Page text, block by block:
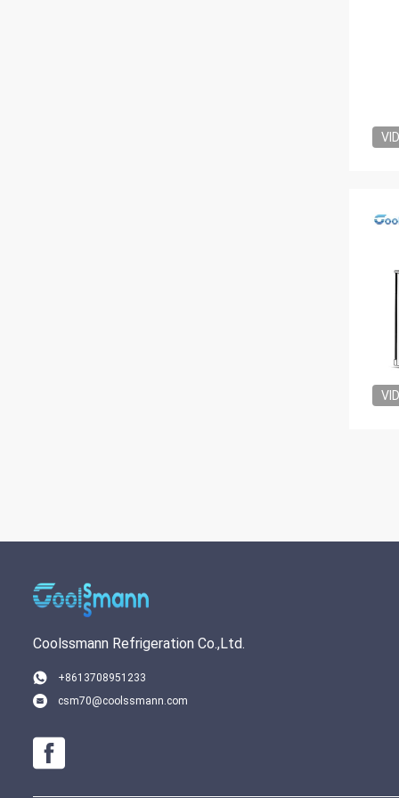
Coolssmann Refrigeration Co.,Ltd.
+8613708951233
csm70@coolssmann.com